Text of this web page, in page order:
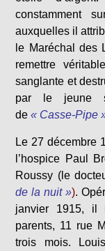
constamment
auxquelles il
le Maréchal des
remettre
sanglante et
par le jeune
de « Casse-Pipe
Le 27 décembre
l’hospice Paul
Roussy (le
de la nuit »).
janvier 1915, il
parents, 11 rue
trois mois.